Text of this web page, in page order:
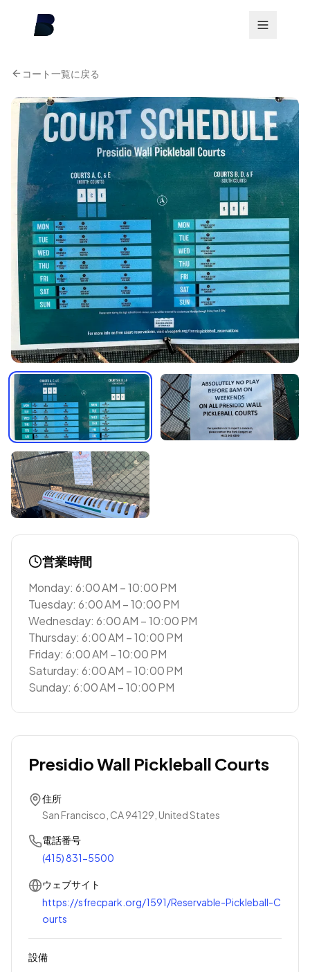
コート一覧に戻る
営業時間
Monday: 6:00 AM – 10:00 PM
Tuesday: 6:00 AM – 10:00 PM
Wednesday: 6:00 AM – 10:00 PM
Thursday: 6:00 AM – 10:00 PM
Friday: 6:00 AM – 10:00 PM
Saturday: 6:00 AM – 10:00 PM
Sunday: 6:00 AM – 10:00 PM
Presidio Wall Pickleball Courts
住所
San Francisco, CA 94129, United States
電話番号
(415) 831-5500
ウェブサイト
https://sfrecpark.org/1591/Reservable-Pickleball-C
ourts
設備